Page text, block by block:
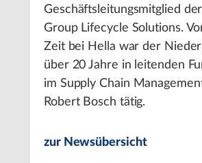
Geschäftsleitungsmitglied
Group Lifecycle Solutions.
Zeit bei Hella war der
über 20 Jahre in leitenden
im Supply Chain
Robert Bosch tätig.
zur Newsübersicht